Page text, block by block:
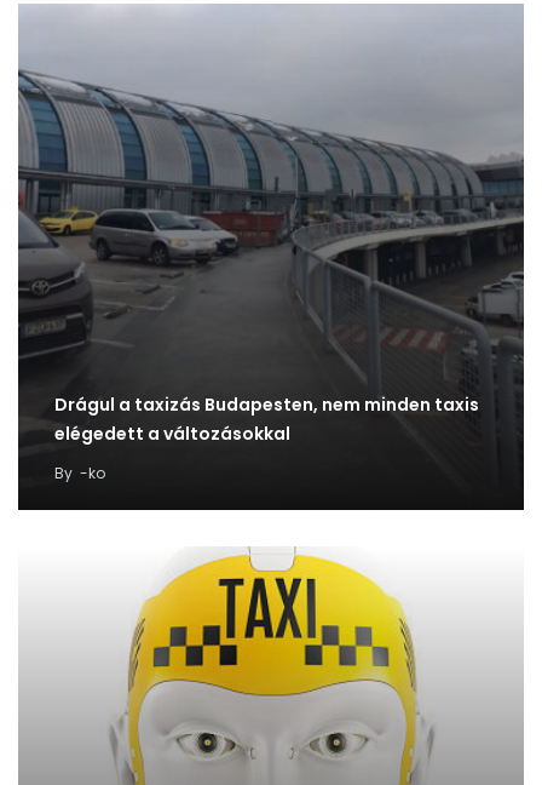
Drágul a taxizás Budapesten, nem minden taxis
elégedett a változásokkal
By -ko